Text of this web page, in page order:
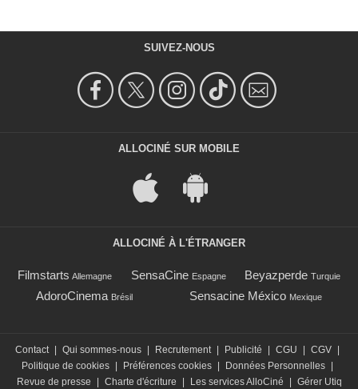
SUIVEZ-NOUS
ALLOCINÉ SUR MOBILE
ALLOCINÉ À L'ÉTRANGER
Filmstarts Allemagne SensaCine Espagne Beyazperde Turquie
AdoroCinema Brésil Sensacine México Mexique
Contact Qui sommes-nous Recrutement Publicité CGU CGV
Politique de cookies
Préférences cookies Données Personnelles
Revue de presse
Charte d'écriture Les services AlloCiné Gérer Utiq